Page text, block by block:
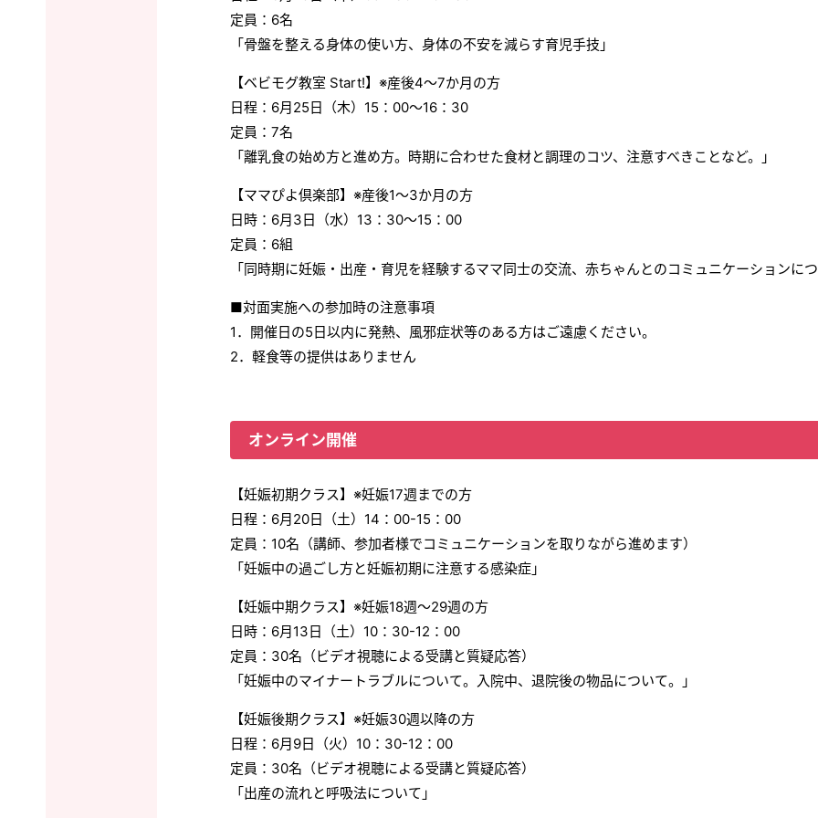
定員：6名
「骨盤を整える身体の使い方、身体の不安を減らす育児手技」
【ベビモグ教室 Start!】※産後4～7か月の方
日程：6月25日（木）15：00～16：30
定員：7名
「離乳食の始め方と進め方。時期に合わせた食材と調理のコツ、注意すべきことなど。」
【ママぴよ倶楽部】※産後1～3か月の方
日時：6月3日（水）13：30～15：00
定員：6組
「同時期に妊娠・出産・育児を経験するママ同士の交流、赤ちゃんとのコミュニケーションに
■対面実施への参加時の注意事項
1．開催日の5日以内に発熱、風邪症状等のある方はご遠慮ください。
2．軽食等の提供はありません
オンライン開催
【妊娠初期クラス】※妊娠17週までの方
日程：6月20日（土）14：00-15：00
定員：10名（講師、参加者様でコミュニケーションを取りながら進めます）
「妊娠中の過ごし方と妊娠初期に注意する感染症」
【妊娠中期クラス】※妊娠18週～29週の方
日時：6月13日（土）10：30-12：00
定員：30名（ビデオ視聴による受講と質疑応答）
「妊娠中のマイナートラブルについて。入院中、退院後の物品について。」
【妊娠後期クラス】※妊娠30週以降の方
日程：6月9日（火）10：30-12：00
定員：30名（ビデオ視聴による受講と質疑応答）
「出産の流れと呼吸法について」